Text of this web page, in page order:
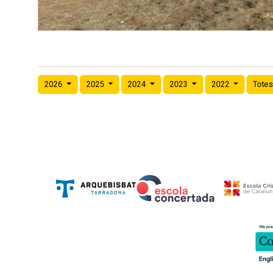
2026 2025 2024 2023 2022 Totes